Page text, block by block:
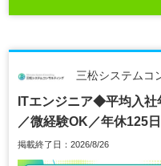
三松システムコ
ITエンジニア◆平均入社
／微経験OK／年休125
掲載終了日：2026/8/26